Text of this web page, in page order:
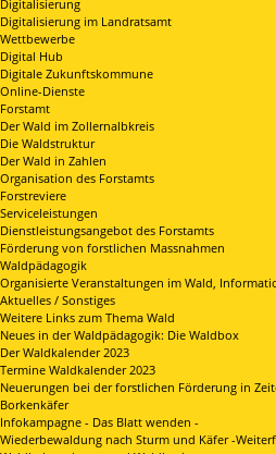
Digitalisierung
Digitalisierung im Landratsamt
Wettbewerbe
Digital Hub
Digitale Zukunftskommune
Online-Dienste
Forstamt
Der Wald im Zollernalbkreis
Die Waldstruktur
Der Wald in Zahlen
Organisation des Forstamts
Forstreviere
Serviceleistungen
Dienstleistungsangebot des Forstamts
Förderung von forstlichen Massnahmen
Waldpädagogik
Organisierte Veranstaltungen im Wald,
Aktuelles / Sonstiges
Weitere Links zum Thema Wald
Neues in der Waldpädagogik: Die Waldbox
Der Waldkalender 2023
Termine Waldkalender 2023
Neuerungen bei der forstlichen Förderung in
Borkenkäfer
Infokampagne - Das Blatt wenden -
Wiederbewaldung nach Sturm und Käfer -